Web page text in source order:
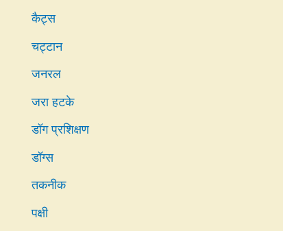
कैट्स
चट्टान
जनरल
जरा हटके
डॉग प्रशिक्षण
डॉग्स
तकनीक
पक्षी